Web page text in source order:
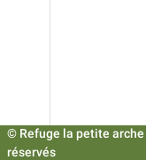
© Refuge la petite arche
réservés